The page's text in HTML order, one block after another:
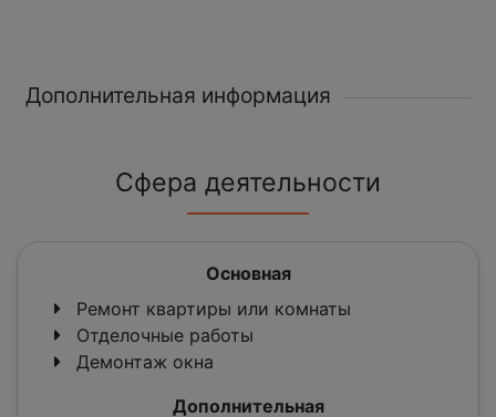
Дополнительная информация
Сфера деятельности
Основная
Ремонт квартиры или комнаты
Отделочные работы
Демонтаж окна
Дополнительная